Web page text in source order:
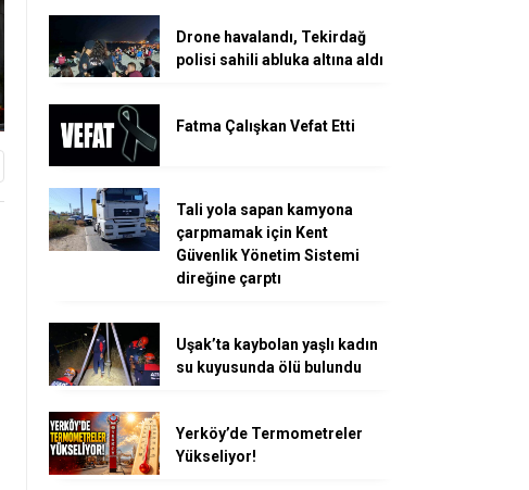
Drone havalandı, Tekirdağ
polisi sahili abluka altına aldı
Fatma Çalışkan Vefat Etti
Tali yola sapan kamyona
çarpmamak için Kent
Güvenlik Yönetim Sistemi
direğine çarptı
Uşak’ta kaybolan yaşlı kadın
su kuyusunda ölü bulundu
Yerköy’de Termometreler
Yükseliyor!